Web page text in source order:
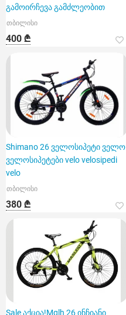
გამოირჩევა გამძლეობით
თბილისი
400 ₾
Shimano 26 ველოსიპეტი ველო
ველოსიპეტები velo velosipedi
velo
თბილისი
380 ₾
Sale აქცია!Mglh 26 ინჩიანი